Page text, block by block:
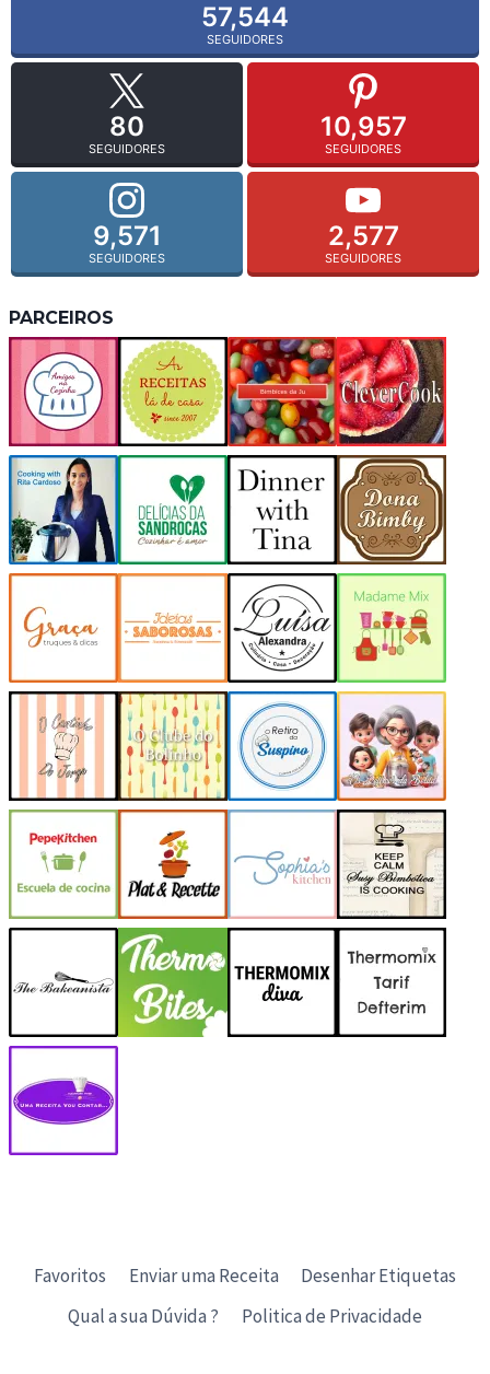
57,544
SEGUIDORES
80
SEGUIDORES
10,957
SEGUIDORES
9,571
SEGUIDORES
2,577
SEGUIDORES
PARCEIROS
Favoritos Enviar uma Receita
Desenhar Etiquetas
Qual a sua Dúvida ?
Politica de Privacidade